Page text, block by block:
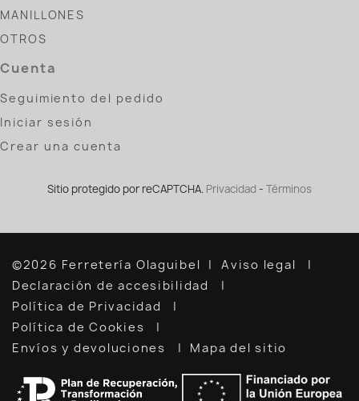
MANILLONES
OTROS
Cuenta
Seguimiento del pedido
Iniciar sesión
Crear una cuenta
Sitio protegido por reCAPTCHA. Privacidad - Términos
©2026 Ferretería Olaguibel
Aviso legal
Declaración de accesibilidad
Política de Privacidad
Política de Cookies
Envíos y devoluciones
Mapa del sitio